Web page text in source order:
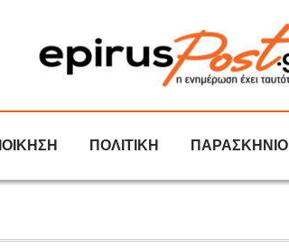
ΠΟΛΙΤΙΚΗ ΠΑΡΑΣΚΗΝΙΟ